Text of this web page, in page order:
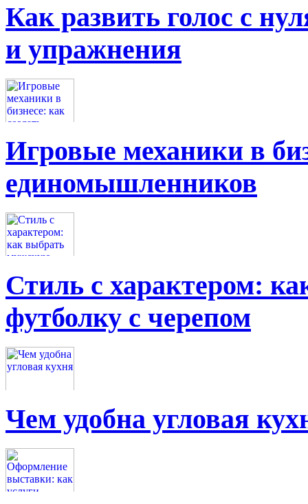
Как развить голос с
и упражнения
Игровые механики в
единомышленников
Стиль с характером:
футболку с черепом
Чем удобна угловая